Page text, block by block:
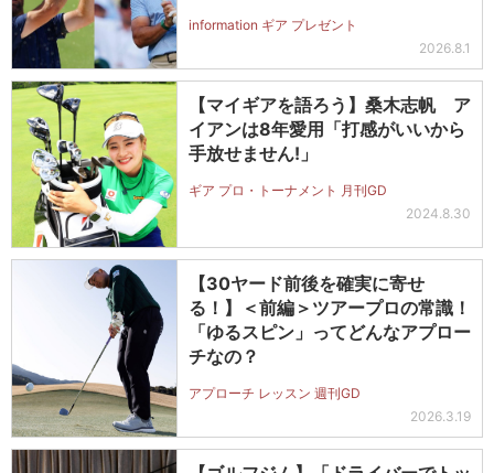
ットを抽選で2名に！
information ギア プレゼント
2026.8.1
【マイギアを語ろう】桑木志帆 ア
イアンは8年愛用「打感がいいから
手放せません!」
ギア プロ・トーナメント 月刊GD
2024.8.30
【30ヤード前後を確実に寄せ
る！】＜前編＞ツアープロの常識！
「ゆるスピン」ってどんなアプロー
チなの？
アプローチ レッスン 週刊GD
2026.3.19